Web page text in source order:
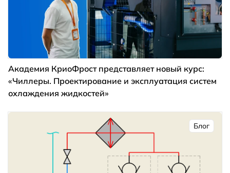
Академия КриоФрост представляет новый курс:
«Чиллеры. Проектирование и эксплуатация систем
охлаждения жидкостей»
Блог